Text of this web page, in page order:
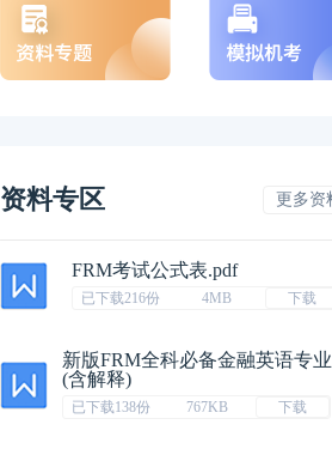
资料专区 更多资
FRM考试公式表.pdf
已下载216份 4MB 下载
新版FRM全科必备金融英语专
(含解释)
已下载138份 767KB 下载